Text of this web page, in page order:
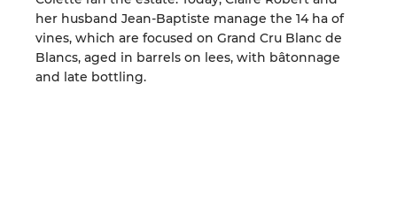
her husband Jean-Baptiste manage the 14 ha of
vines, which are focused on Grand Cru Blanc de
Blancs, aged in barrels on lees, with bâtonnage
and late bottling.